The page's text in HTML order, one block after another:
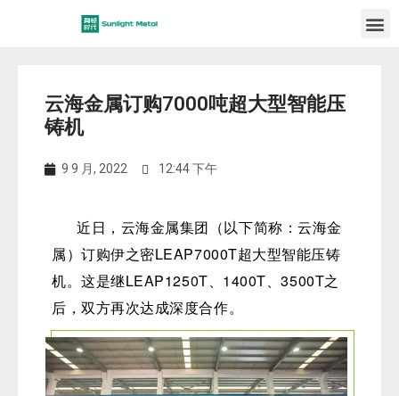
铸机
近日，云海金属集团（以下简称：云海金
属）订购伊之密LEAP7000T
机。这是继LEAP1250T、1400T、3500T之
后，双方再次达成深度合作。